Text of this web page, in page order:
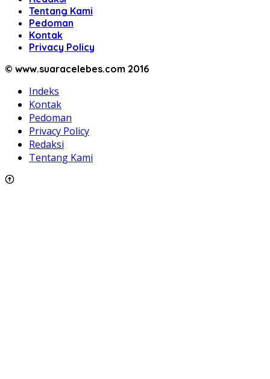
Tentang Kami
Pedoman
Kontak
Privacy Policy
© www.suaracelebes.com 2016
Indeks
Kontak
Pedoman
Privacy Policy
Redaksi
Tentang Kami